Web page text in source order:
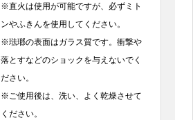
※直火は使用が可能ですが、必ずミト
ンやふきんを使用してください。
※琺瑯の表面はガラス質です。衝撃や
落とすなどのショックを与えないでく
ださい。
※ご使用後は、洗い、よく乾燥させて
ください。